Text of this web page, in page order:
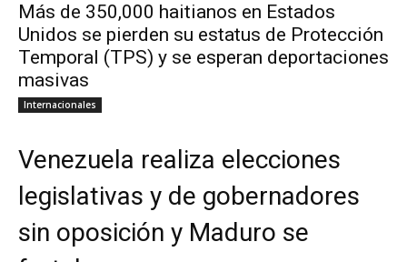
Más de 350,000 haitianos en Estados
Unidos se pierden su estatus de Protección
Temporal (TPS) y se esperan deportaciones
masivas
Internacionales
Venezuela realiza elecciones
legislativas y de gobernadores
sin oposición y Maduro se